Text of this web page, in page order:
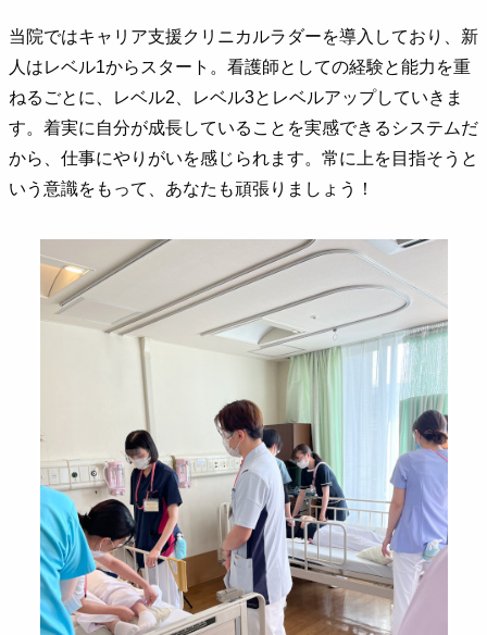
当院ではキャリア支援クリニカルラダーを導入しており、新
人はレベル1からスタート。看護師としての経験と能力を重
ねるごとに、レベル2、レベル3とレベルアップしていきま
す。着実に自分が成長していることを実感できるシステムだ
から、仕事にやりがいを感じられます。常に上を目指そうと
いう意識をもって、あなたも頑張りましょう！